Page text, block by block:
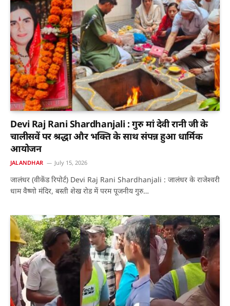
Devi Raj Rani Shardhanjali : गुरु मां देवी रानी जी के
चालीसवें पर श्रद्धा और भक्ति के साथ संपन्न हुआ धार्मिक
आयोजन
JALANDHAR July 15, 2026
जालंधर (वीकेंड रिपोर्ट) Devi Raj Rani Shardhanjali : जालंधर के राजेश्वरी
धाम वैष्णो मंदिर, बस्ती शेख रोड में परम पूजनीय गुरु…